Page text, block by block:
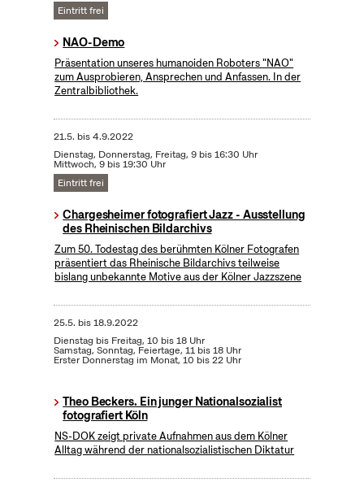
Eintritt frei
NAO-Demo
Präsentation unseres humanoiden Roboters "NAO"
zum Ausprobieren, Ansprechen und Anfassen. In der
Zentralbibliothek.
21.5. bis4.9.2022
Dienstag, Donnerstag, Freitag, 9 bis 16:30 Uhr
Mittwoch, 9 bis 19:30 Uhr
Eintritt frei
Chargesheimer fotografiert Jazz - Ausstellung
des Rheinischen Bildarchivs
Zum 50. Todestag des berühmten Kölner Fotografen
präsentiert das Rheinische Bildarchivs teilweise
bislang unbekannte Motive aus der Kölner Jazzszene
25.5. bis18.9.2022
Dienstag bis Freitag, 10 bis 18 Uhr
Samstag, Sonntag, Feiertage, 11 bis 18 Uhr
Erster Donnerstag im Monat, 10 bis 22 Uhr
Theo Beckers. Ein junger Nationalsozialist
fotografiert Köln
NS-DOK zeigt private Aufnahmen aus dem Kölner
Alltag während der nationalsozialistischen Diktatur